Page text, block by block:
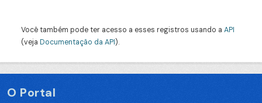
Você também pode ter acesso a esses registros usando a API
(veja Documentação da API).
O Portal